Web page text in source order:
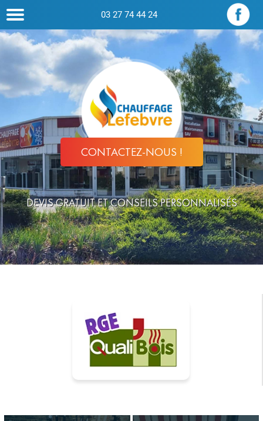
03 27 74 44 24
CONTACTEZ-NOUS !
DEVIS GRATUIT ET CONSEILS PERSONNALISÉS